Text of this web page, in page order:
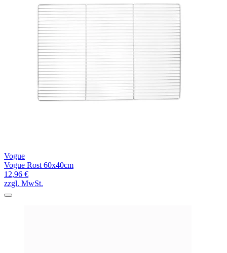
Vogue
Vogue Rost 60x40cm
12,96 €
zzgl. MwSt.